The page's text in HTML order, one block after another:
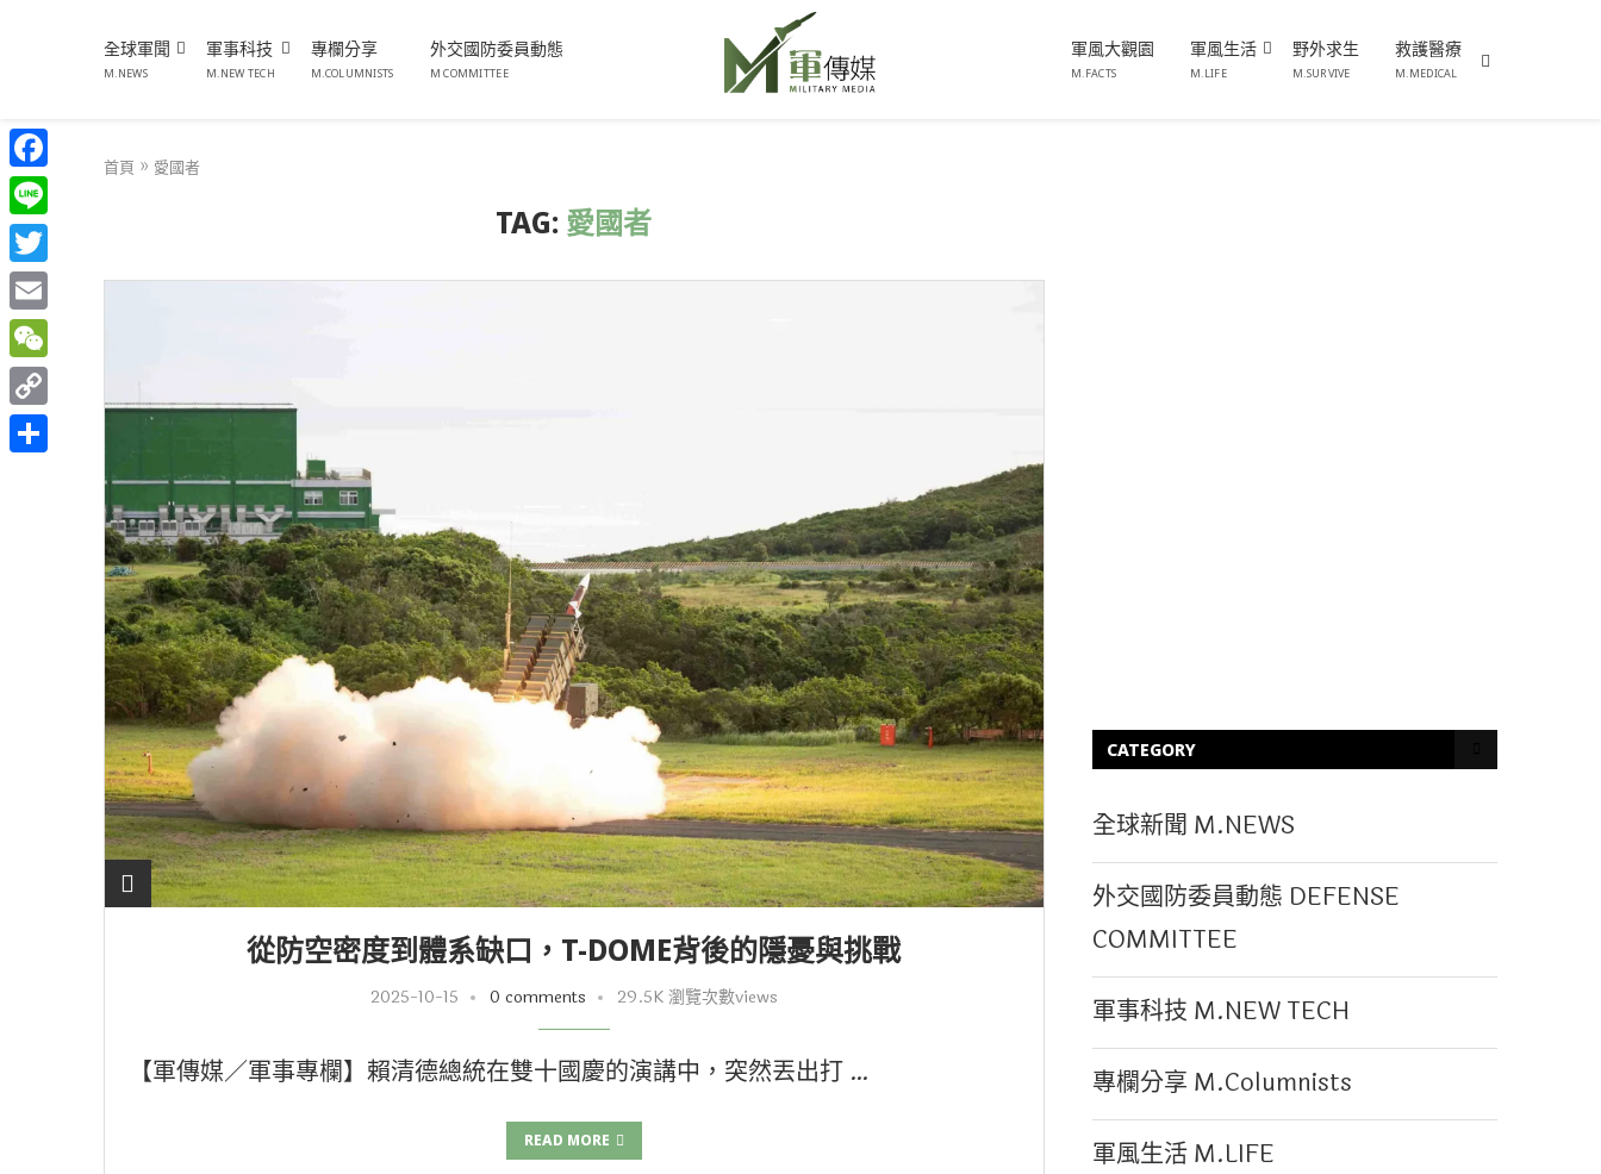
全球軍聞
M.NEWS
軍事科技
M.NEW TECH
專欄分享
M.COLUMNISTS
外交國防委員動態
M COMMITTEE
軍風大觀園
M.FACTS
軍風生活
M.LIFE
野外求生
M.SURVIVE
救護醫療
M.MEDICAL
首頁 » 愛國者
TAG: 愛國者
從防空密度到體系缺口，T-DOME背後的隱憂與挑戰
2025-10-15 0 comments 29.5K 瀏覽次數views
【軍傳媒／軍事專欄】賴清德總統在雙十國慶的演講中，突然丟出打 …
READ MORE
CATEGORY
全球新聞 M.NEWS
外交國防委員動態 DEFENSE
COMMITTEE
軍事科技 M.NEW TECH
專欄分享 M.Columnists
軍風生活 M.LIFE
Facebook
Line
Twitter
Email
WeChat
Copy
Link